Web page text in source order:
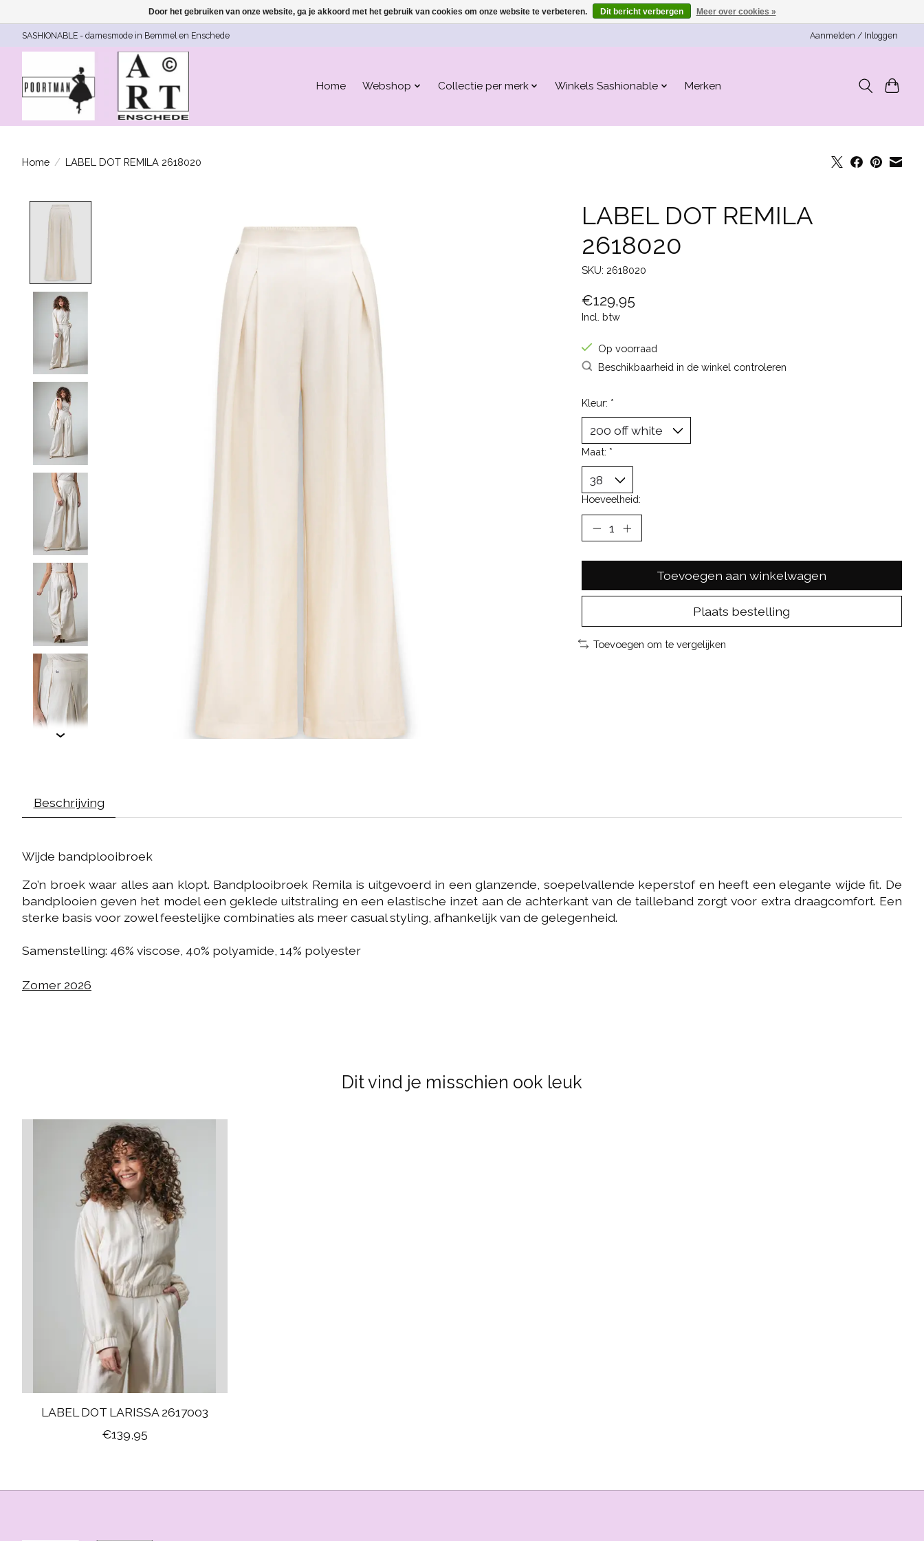
SASHIONABLE - damesmode in Bemmel en Enschede Aanmelden / Inloggen
Home Webshop Collectie per merk Winkels Sashionable Merken
Home / LABEL DOT REMILA 2618020
LABEL DOT REMILA
2618020
SKU: 2618020
€129,95
Incl. btw
Op voorraad
Beschikbaarheid in de winkel controleren
Kleur: *
Maat: *
Hoeveelheid:
Toevoegen aan winkelwagen
Plaats bestelling
Toevoegen om te vergelijken
Beschrijving
Wijde bandplooibroek
Zo’n broek waar alles aan klopt. Bandplooibroek Remila is uitgevoerd in een glanzende, soepelvallende keperstof en heeft een elegante wijde fit. De
bandplooien geven het model een geklede uitstraling en een elastische inzet aan de achterkant van de tailleband zorgt voor extra draagcomfort. Een
sterke basis voor zowel feestelijke combinaties als meer casual styling, afhankelijk van de gelegenheid.
Samenstelling: 46% viscose, 40% polyamide, 14% polyester
Zomer 2026
Dit vind je misschien ook leuk
Items van productcarrousel
LABEL DOT LARISSA 2617003
€139,95
Door het gebruiken van onze website, ga je akkoord met het gebruik van cookies om onze website te verbeteren. Dit bericht verbergen Meer over cookies »